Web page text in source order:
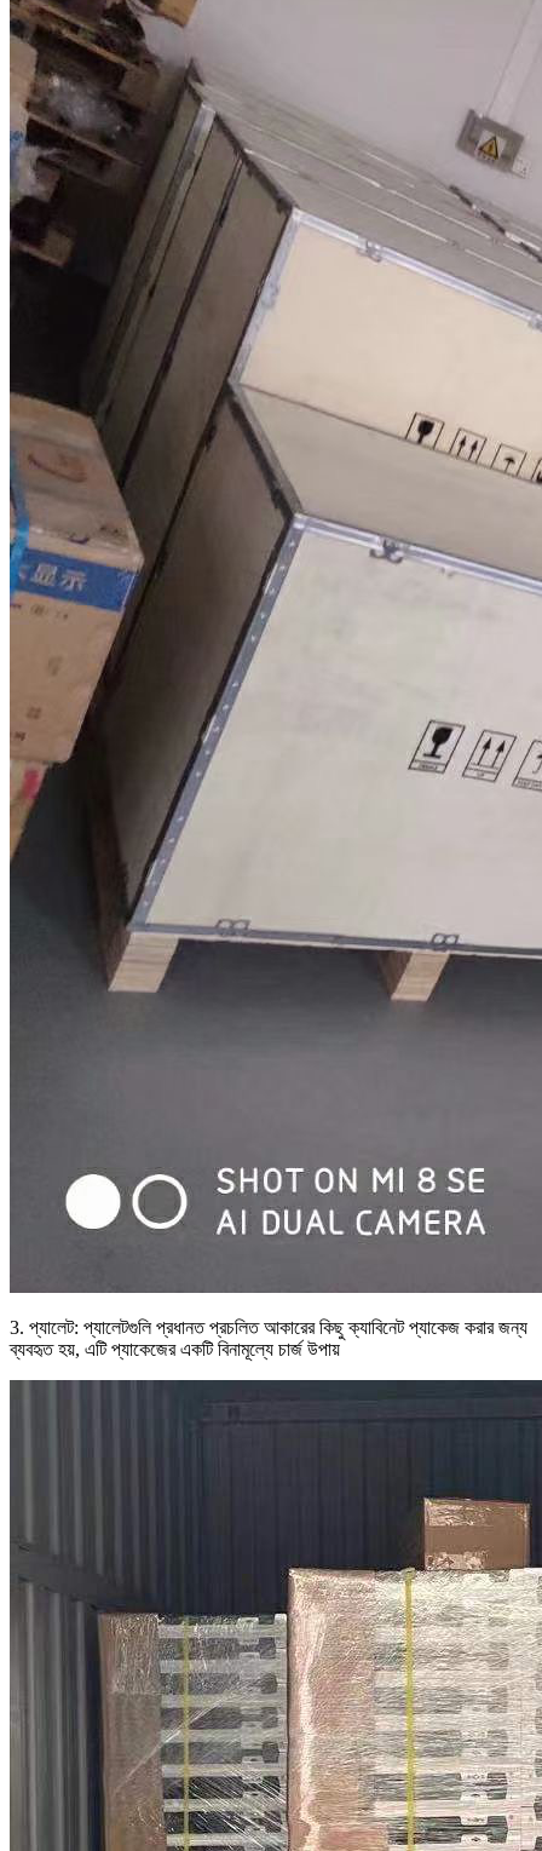
3. প্যালেট: প্যালেটগুলি প্রধানত প্রচলিত আকারের কিছু ক্যাবিনেট প্যাকেজ করার জন্য
ব্যবহৃত হয়, এটি প্যাকেজের একটি বিনামূল্যে চার্জ উপায়